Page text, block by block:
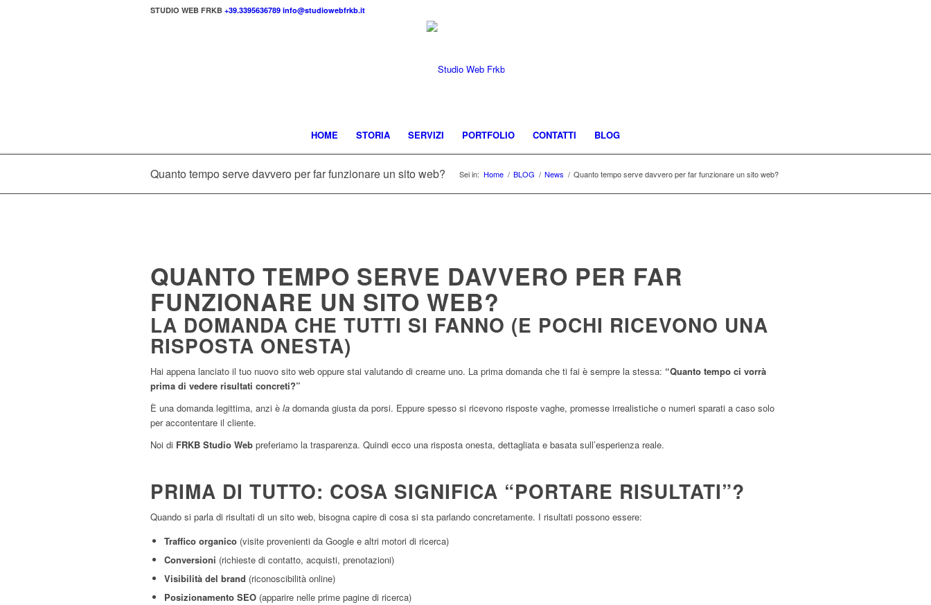
STUDIO WEB FRKB +39.3395636789 info@studiowebfrkb.it
HOME STORIA SERVIZI PORTFOLIO CONTATTI BLOG
Quanto tempo serve davvero per far funzionare un sito web? Sei in: Home / BLOG / News / Quanto tempo serve davvero per far funzionare un sito web?
QUANTO TEMPO SERVE DAVVERO PER FAR
FUNZIONARE UN SITO WEB?
LA DOMANDA CHE TUTTI SI FANNO (E POCHI RICEVONO UNA
RISPOSTA ONESTA)
Hai appena lanciato il tuo nuovo sito web oppure stai valutando di crearne uno. La prima domanda che ti fai è sempre la stessa: “Quanto tempo ci vorrà
prima di vedere risultati concreti?”
È una domanda legittima, anzi è la domanda giusta da porsi. Eppure spesso si ricevono risposte vaghe, promesse irrealistiche o numeri sparati a caso solo
per accontentare il cliente.
Noi di FRKB Studio Web preferiamo la trasparenza. Quindi ecco una risposta onesta, dettagliata e basata sull’esperienza reale.
PRIMA DI TUTTO: COSA SIGNIFICA “PORTARE RISULTATI”?
Quando si parla di risultati di un sito web, bisogna capire di cosa si sta parlando concretamente. I risultati possono essere:
Traffico organico (visite provenienti da Google e altri motori di ricerca)
Conversioni (richieste di contatto, acquisti, prenotazioni)
Visibilità del brand (riconoscibilità online)
Posizionamento SEO (apparire nelle prime pagine di ricerca)